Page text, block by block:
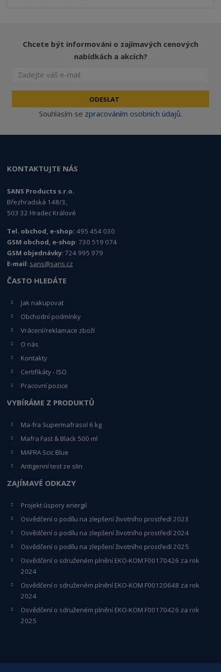
Chcete být informováni o zajímavých cenových
nabídkách a akcích?
ODESLAT
Souhlasím se zpracováním osobních údajů.
KONTAKTUJTE NÁS
SANS Products s.r.o.
Březhradská 148/3,
503 32 Hradec Králové
Tel. obchod, e-shop: 495 454 030
GSM obchod, e-shop: 730 519 074
GSM objednávky: 724 995 979
E-mail: sans@sans.cz
ČASTO HLEDÁTE
Jak nakupovat
Obchodní podmínky
Vrácení/reklamace zboží
O nás
Kontakty
Certifikáty - ISO
Pracovní pozice
VYBÍRÁME Z PRODUKTŮ
Ma-fra Supermafrasol 6 kg
Mafra Fast & Black 500 ml
MAFRA Scic Blue
Antigenní test ze slin
ZAJÍMAVÉ ODKAZY
Projekt úspory energií
Osvědčení o podílu na zlepšení životního prostředí 2023
Osvědčení o podílu na zlepšení životního prostředí 2024
Osvědčení o podílu na zlepšení životního prostředí 2025
Osvědčení o sdruženém plnění EKO-KOM F00170426 za rok
2024
Osvědčení o sdruženém plnění EKO-KOM F00120648 za rok
2024
Osvědčení o sdruženém plnění EKO-KOM F00170426 za rok
2025